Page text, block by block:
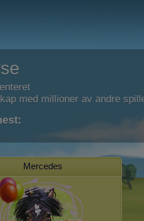
med millioner av andre
Mercedes